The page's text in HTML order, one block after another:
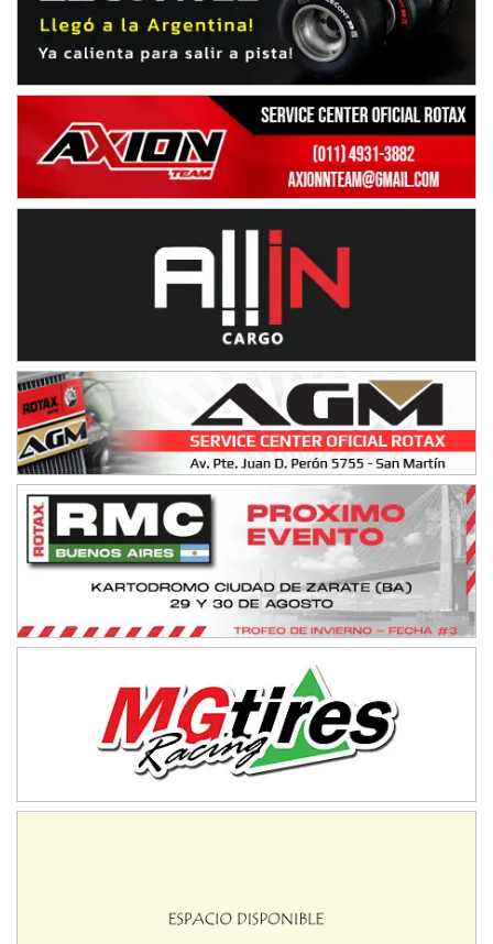
Humboldt (Santa Fe)
NORESTE SANTAFESINO - F6
Avellaneda (Santa Fe)
SUR SANTAFESINO - F4
José Samuel Sánchez (Tierra)
Rufino (Santa Fe)